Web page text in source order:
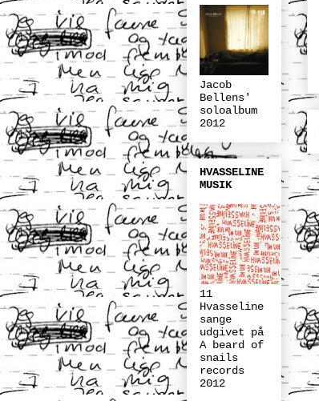
Jacob
Bellens'
soloalbum
2012
HVASSELINE
MUSIK
11
Hvasseline
sange
udgivet på
A beard of
snails
records
2012